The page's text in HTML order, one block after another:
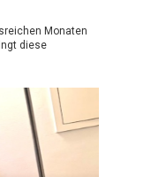
Monaten
diese